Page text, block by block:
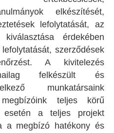
elkészítését,
lefolytatását, az
érdekében
szerződések
A kivitelezés
felkészült és
munkatársaink
teljes körű
esetén a teljes projekt
a megbízó hatékony és